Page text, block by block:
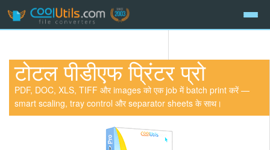
टोटल पीडीएफ प्रिंटर प्रो
PDF, DOC, XLS, TIFF और images को एक job में batch print करें —
smart scaling, tray control और separator sheets के साथ।